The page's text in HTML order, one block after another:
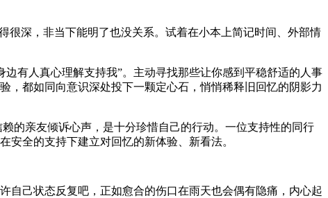
深，非当下能明了也没关系。试着在小本上简记时间、外部情
有人真心理解支持我”。主动寻找那些让你感到平稳舒适的人事
都如同向意识深处投下一颗定心石，悄悄稀释旧回忆的阴影力
的亲友倾诉心声，是十分珍惜自己的行动。一位支持性的同行
全的支持下建立对回忆的新体验、新看法。
己状态反复吧，正如愈合的伤口在雨天也会偶有隐痛，内心起